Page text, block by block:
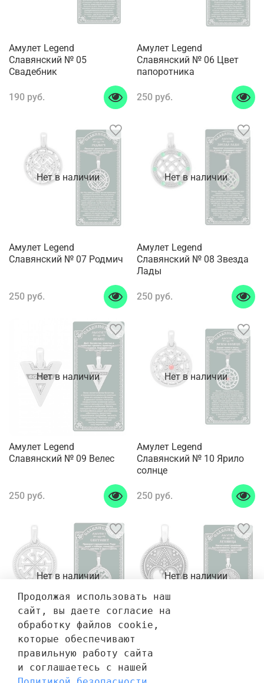
Амулет Legend
Славянский № 05
Свадебник
190 руб.
Амулет Legend
Славянский № 06 Цвет
папоротника
250 руб.
Нет в наличии
Амулет Legend
Славянский № 07 Родмич
250 руб.
Нет в наличии
Амулет Legend
Славянский № 08 Звезда
Лады
250 руб.
Нет в наличии
Амулет Legend
Славянский № 09 Велес
250 руб.
Нет в наличии
Амулет Legend
Славянский № 10 Ярило
солнце
250 руб.
Нет в наличии
Амулет Legend
Славянский № 11
Свитовит
Нет в наличии
Славянский № 12 Лунница
Продолжая использовать наш
сайт, вы даете согласие на
обработку файлов cookie,
которые обеспечивают
правильную работу сайта
и соглашаетесь с нашей